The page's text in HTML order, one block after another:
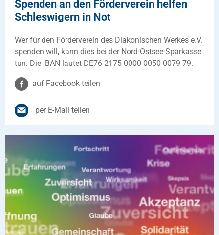
Spenden an den Förderverein helfen
Schleswigern in Not
Wer für den Förderverein des Diakonischen Werkes e.V.
spenden will, kann dies bei der Nord-Ostsee-Sparkasse
tun. Die IBAN lautet DE76 2175 0000 0050 0079 79.
auf Facebook teilen
per E-Mail teilen